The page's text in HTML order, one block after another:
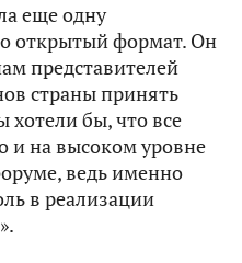
еще одну
открытый формат. Он
представителей
страны принять
хотели бы, что все
и на высоком уровне
ведь именно
в реализации